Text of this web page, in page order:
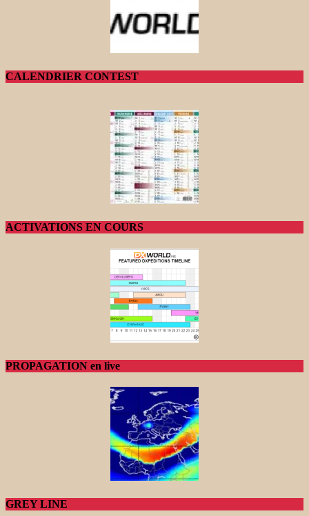
CALENDRIER CONTEST
ACTIVATIONS EN COURS
PROPAGATION en live
GREY LINE